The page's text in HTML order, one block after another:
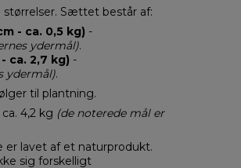
Sættet består af:
- ca. 0,5 kg) -
ydermål).
ca. 2,7 kg) -
ydermål).
til plantning.
4,2 kg (de noterede mål er
er lavet af et naturprodukt.
sig forskelligt